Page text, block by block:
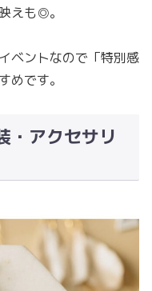
えも◎。
ベントなので「特別感
めです。
・アクセサリ